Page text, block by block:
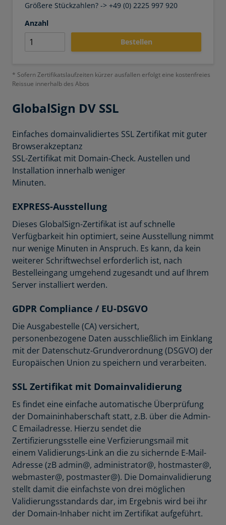
GlobalSign DV SSL
Einfaches domainvalidiertes SSL Zertifikat mit guter
Browserakzeptanz
SSL-Zertifikat mit Domain-Check. Austellen und
Installation innerhalb weniger
Minuten.
EXPRESS-Ausstellung
Dieses GlobalSign-Zertifikat ist auf schnelle
Verfügbarkeit hin optimiert, seine Ausstellung nimmt
nur wenige Minuten in Anspruch. Es kann, da kein
weiterer Schriftwechsel erforderlich ist, nach
Bestelleingang umgehend zugesandt und auf Ihrem
Server installiert werden.
GDPR Compliance / EU-DSGVO
Die Ausgabestelle (CA) versichert,
personenbezogene Daten ausschließlich im Einklang
mit der Datenschutz-Grundverordnung (DSGVO) der
Europäischen Union zu speichern und verarbeiten.
SSL Zertifikat mit Domainvalidierung
Es findet eine einfache automatische Überprüfung
der Domaininhaberschaft statt, z.B. über die Admin-
C Emailadresse. Hierzu sendet die
Zertifizierungsstelle eine Verfizierungsmail mit
einem Validierungs-Link an die zu sichernde E-Mail-
Adresse (zB admin@, administrator@, hostmaster@,
webmaster@, postmaster@). Die Domainvalidierung
stellt damit die einfachste von drei möglichen
Validierungsstandards dar, im Ergebnis wird bei ihr
der Domain-Inhaber nicht im Zertifikat aufgeführt.
Größere Stückzahlen? -> +49 (0) 2225 997 920
Anzahl
Bestellen
* Sofern Zertifikatslaufzeiten kürzer ausfallen erfolgt eine kostenfreies
Reissue innerhalb des Abos